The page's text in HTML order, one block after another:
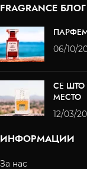
FRAGRANCE БЛОГ
06/10/
СЕ ШТО
МЕСТО
12/03/
ИНФОРМАЦИИ
За нас